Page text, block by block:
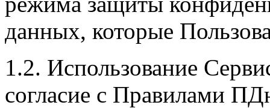
данных, которые
1.2. Использование
согласие с Правилами